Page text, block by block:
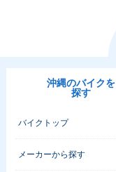
沖縄のバイクを
探す
バイクトップ
メーカーから探す